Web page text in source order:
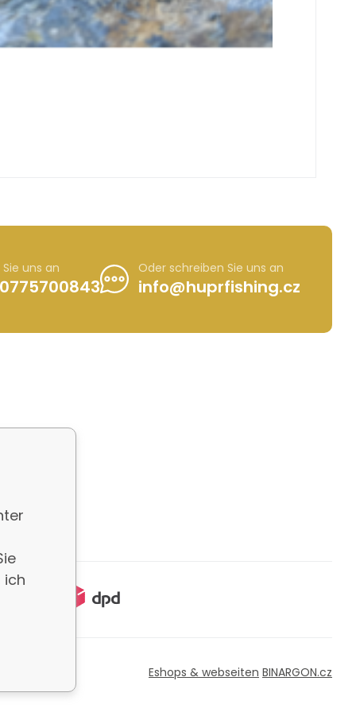
uns an Oder schreiben Sie uns an
info@huprfishing.cz
Eshops & webseiten BINARGON.cz
ich